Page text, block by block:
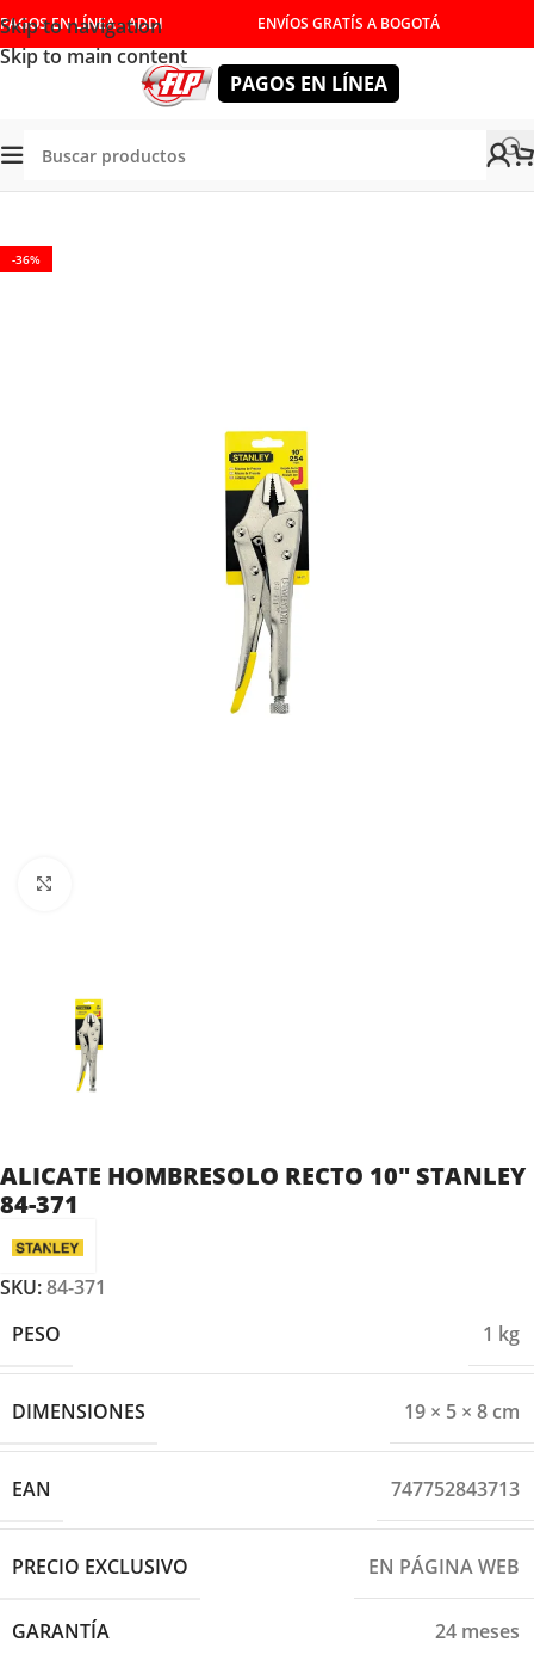
Skip to navigation
Skip to main content
PAGOS EN LÍNEA - ADDI ENVÍOS GRATÍS A BOGOTÁ
PAGOS EN LÍNEA
MANUALES HOMBRESOLO
-36%
ALICATE HOMBRESOLO RECTO 10″ STANLEY
84-371
SKU:84-371
PESO
1 kg
DIMENSIONES 19 × 5 × 8 cm
EAN 747752843713
PRECIO EXCLUSIVO EN PÁGINA WEB
GARANTÍA
24 meses